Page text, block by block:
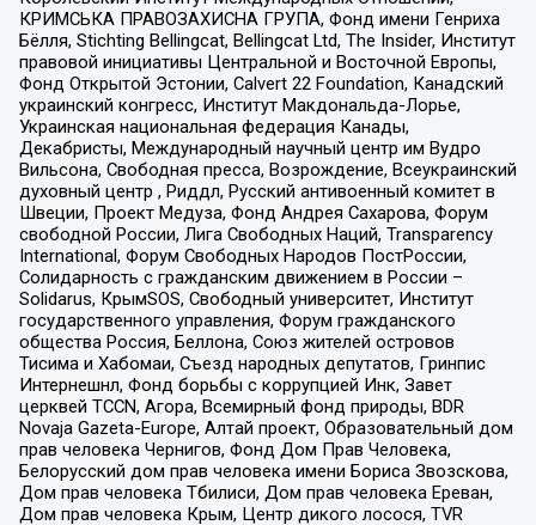
КРИМСЬКА ПРАВОЗАХИСНА ГРУПА, Фонд имени Генриха
Бёлля, Stichting Bellingcat, Bellingcat Ltd, The Insider, Институт
правовой инициативы Центральной и Восточной Европы,
Фонд Открытой Эстонии, Calvert 22 Foundation, Канадский
украинский конгресс, Институт Макдональда-Лорье,
Украинская национальная федерация Канады,
Декабристы, Международный научный центр им Вудро
Вильсона, Свободная пресса, Возрождение, Всеукраинский
духовный центр , Риддл, Русский антивоенный комитет в
Швеции, Проект Медуза, Фонд Андрея Сахарова, Форум
свободной России, Лига Свободных Наций, Transparеncy
International, Форум Свободных Народов ПостРоссии,
Солидарность с гражданским движением в России –
Solidarus, КрымSOS, Свободный университет, Институт
государственного управления, Форум гражданского
общества Россия, Беллона, Союз жителей островов
Тисима и Хабомаи, Съезд народных депутатов, Гринпис
Интернешнл, Фонд борьбы с коррупцией Инк, Завет
церквей TCCN, Агора, Всемирный фонд природы, BDR
Novaja Gazeta-Europe, Алтай проект, Образовательный дом
прав человека Чернигов, Фонд Дом Прав Человека,
Белорусский дом прав человека имени Бориса Звозскова,
Дом прав человека Тбилиси, Дом прав человека Ереван,
Дом прав человека Крым, Центр дикого лосося, TVR